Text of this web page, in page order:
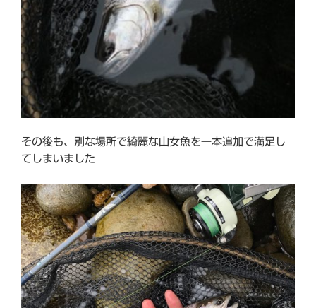
その後も、別な場所で綺麗な山女魚を一本追加で満足し
てしまいました